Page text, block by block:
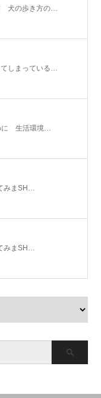
犬の歩き方の…
しまっている…
に 生活環境…
みまSH…
みまSH…